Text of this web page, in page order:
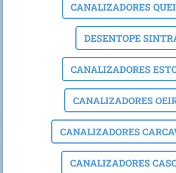
CANALIZADORES
DESENTOPE
CANALIZADORES
CANALIZADORES
CANALIZADORES
CANALIZADORES